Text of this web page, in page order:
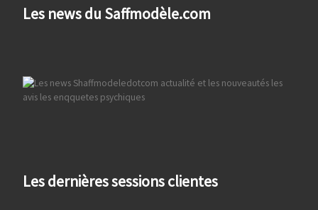
Les news du Saffmodèle.com
Les dernières sessions clientes